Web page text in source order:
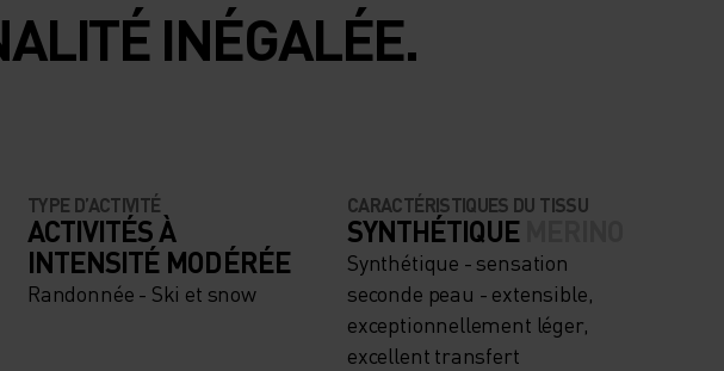
INÉGALÉE.
TYPE D’ACTIVITÉ
ACTIVITÉS À
INTENSITÉ MODÉRÉE
Randonnée - Ski et snow
CARACTÉRISTIQUES DU TISSU
SYNTHÉTIQUE
Synthétique - sensation
seconde peau - extensible,
exceptionnellement léger,
excellent transfert